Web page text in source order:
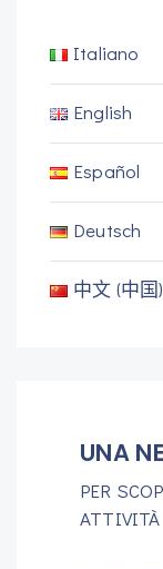
Italiano
English
Español
Deutsch
中文 (中国)
UNA
PER
ATTIVITÀ